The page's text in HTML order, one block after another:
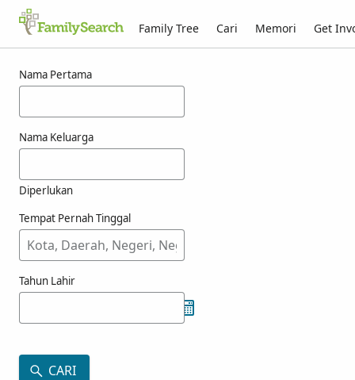
Family Tree Cari Memori Get
Nama Pertama
Nama Keluarga
Diperlukan
Tempat Pernah Tinggal
Tahun Lahir
CARI